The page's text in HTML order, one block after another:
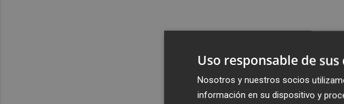
Uso responsable de sus
Nosotros y nuestros socios
información en su dispositivo y